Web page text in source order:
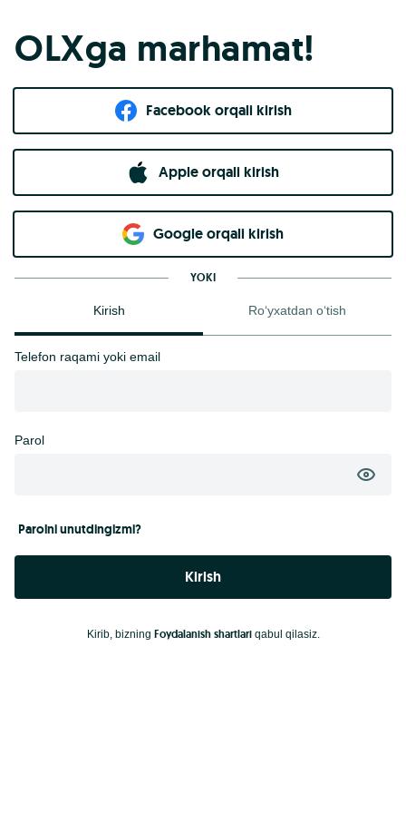
OLXga marhamat!
Facebook orqali kirish​
Apple orqali kirish
Goo​g​le orqali kirish
YOKI
Kirish Ro‘yxatdan o‘tish
Telefon raqami yoki email
Parol
Parolni unutdingizmi?
Kirish
Kirib, bizning Foydalanish shartlariqabul qilasiz.